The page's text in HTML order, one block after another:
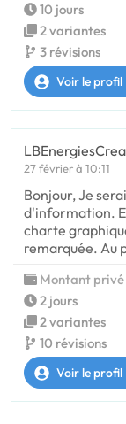
10 jours
2 variantes
3 révisions
Voir le profil
27 février à 10:11
Bonjour, Je
d'information.
charte
remarquée. Au
Montant privé
2 jours
2 variantes
10 révisions
Voir le profil